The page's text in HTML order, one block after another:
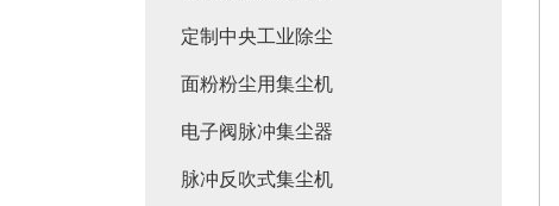
定制中央工业除尘
面粉粉尘用集尘机
电子阀脉冲集尘器
脉冲反吹式集尘机